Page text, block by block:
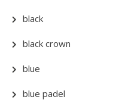
black
black crown
blue
blue padel